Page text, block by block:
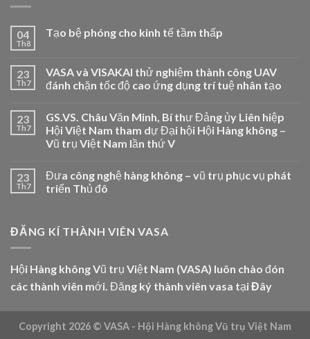
04
Th8
Tạo bệ phóng cho kinh tế tầm thấp
23
Th7
VASA và VISAKAI thử nghiệm thành công UAV
đánh chặn tốc độ cao ứng dụng trí tuệ nhân tạo
23
Th7
GS.VS. Châu Văn Minh, Bí thư Đảng ủy Liên hiệp
Hội Việt Nam tham dự Đại hội Hội Hàng không –
Vũ trụ Việt Nam lần thứ V
23
Th7
Đưa công nghệ hàng không – vũ trụ phục vụ phát
triển Thủ đô
ĐĂNG KÍ THÀNH VIÊN VASA
Hội Hàng không Vũ trụ Việt Nam (VASA) luôn chào đón
các thành viên mới. Đăng ký thành viên vasa tạiĐây
Copyright 2026 © VASA - Hội Hàng không Vũ trụ Việt Nam